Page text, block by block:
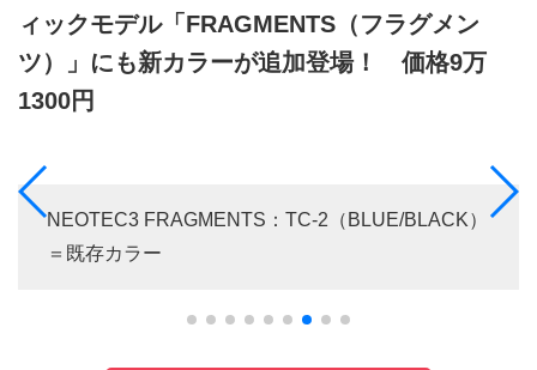
ィックモデル「FRAGMENTS（フラグメン
ツ）」にも新カラーが追加登場！ 価格9万
1300円
NEOTEC3 FRAGMENTS：TC-2（BLUE/BLACK）
＝既存カラー